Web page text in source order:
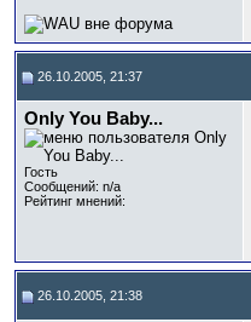
26.10.2005, 21:37
Only You Baby...
Гость
Сообщений: n/a
Рейтинг мнений:
26.10.2005, 21:38